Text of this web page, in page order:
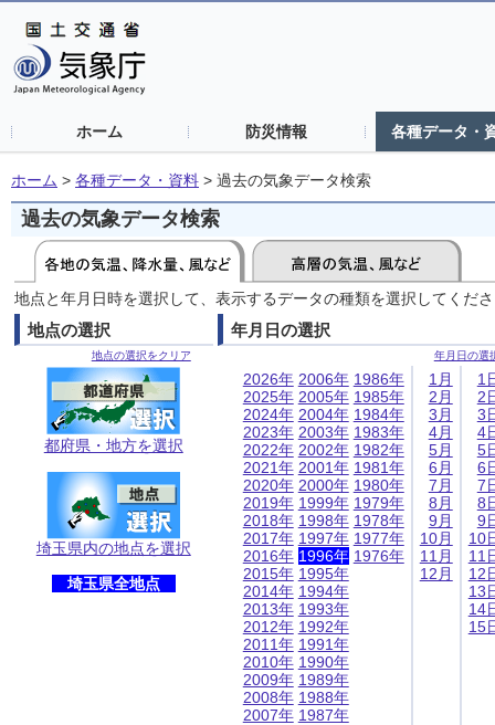
ホーム 防災情報 各種データ・
ホーム > 各種データ・資料 > 過去の気象データ検索
過去の気象データ検索
地点と年月日時を選択して、表示するデータの種類を選択してくだ
地点の選択
地点の選択をクリア
都府県・地方を選択
埼玉県内の地点を選択
埼玉県全地点
年月日の選択
年月日の選
2026年
2025年
2024年
2023年
2022年
2021年
2020年
2019年
2018年
2017年
2016年
2015年
2014年
2013年
2012年
2011年
2010年
2009年
2008年
2007年
2006年
2005年
2004年
2003年
2002年
2001年
2000年
1999年
1998年
1997年
1996年
1995年
1994年
1993年
1992年
1991年
1990年
1989年
1988年
1987年
1986年
1985年
1984年
1983年
1982年
1981年
1980年
1979年
1978年
1977年
1976年
1月
2月
3月
4月
5月
6月
7月
8月
9月
10月
11月
12月
1
2
3
4
5
6
7
8
9
10
11
12
13
14
15